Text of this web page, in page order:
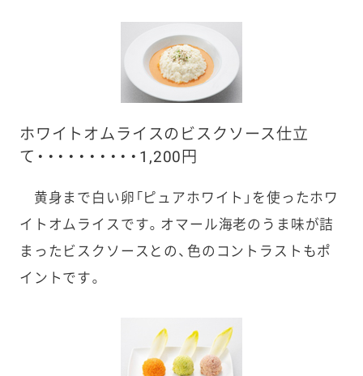
ホワイトオムライスのビスクソース仕立
て・・・・・・・・・・1,200円
黄身まで白い卵「ピュアホワイト」を使ったホワ
イトオムライスです。オマール海老のうま味が詰
まったビスクソースとの、色のコントラストもポ
イントです。